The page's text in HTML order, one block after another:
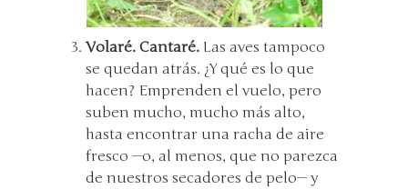
Volaré. Cantaré. Las aves tampoco
se quedan atrás. ¿Y qué es lo que
hacen? Emprenden el vuelo, pero
suben mucho, mucho más alto,
hasta encontrar una racha de aire
fresco —o, al menos, que no parezca
de nuestros secadores de pelo— y